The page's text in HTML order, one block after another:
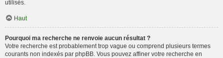
utilisés.
Haut
Pourquoi ma recherche ne renvoie aucun résultat ?
Votre recherche est probablement trop vague ou comprend plusieurs termes
courants non indexés par phpBB. Vous pouvez affiner votre recherche en